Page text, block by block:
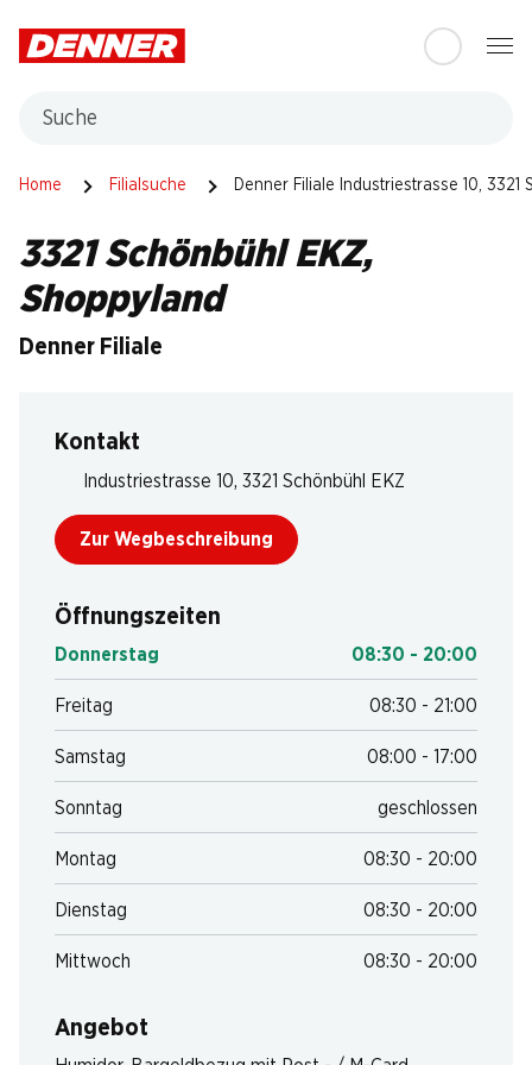
Home Filialsuche Denner Filiale Industriestrasse 10, 3321
3321 Schönbühl EKZ,
Shoppyland
Denner Filiale
Kontakt
Industriestrasse 10, 3321 Schönbühl EKZ
Zur Wegbeschreibung
Öffnungszeiten
Donnerstag 08:30 - 20:00
Freitag 08:30 - 21:00
Samstag 08:00 - 17:00
Sonntag geschlossen
Montag 08:30 - 20:00
Dienstag 08:30 - 20:00
Mittwoch 08:30 - 20:00
Angebot